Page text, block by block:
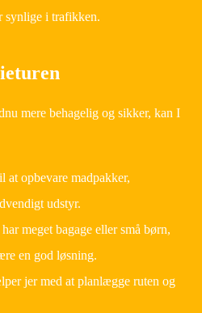
synlige i trafikken.
mere behagelig og sikker, kan I
at opbevare madpakker,
udstyr.
meget bagage eller små børn,
en god løsning.
jer med at planlægge ruten og